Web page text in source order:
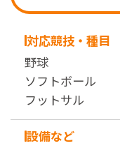
対応競技・種目
野球
ソフトボール
フットサル
設備など